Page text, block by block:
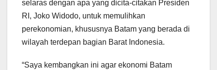
selaras dengan apa yang dicita-citakan Presiden
RI, Joko Widodo, untuk memulihkan
perekonomian, khususnya Batam yang berada di
wilayah terdepan bagian Barat Indonesia.
“Saya kembangkan ini agar ekonomi Batam